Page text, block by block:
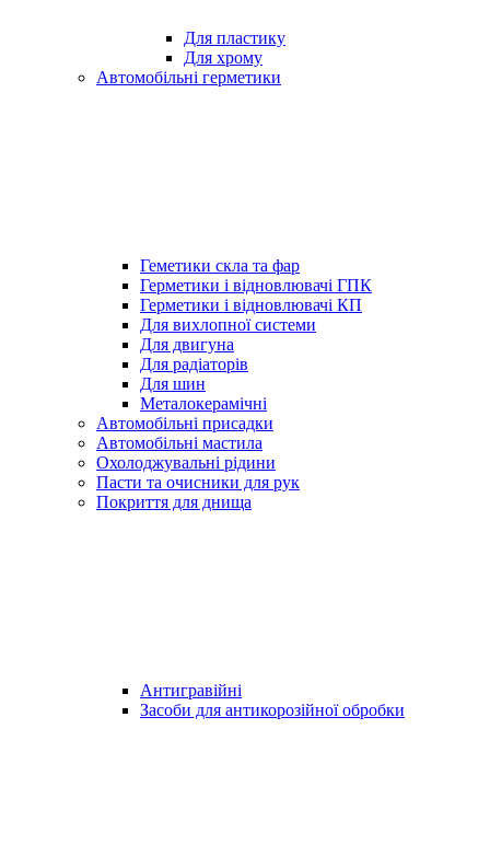
Для пластику
Для хрому
Автомобільні герметики
Геметики скла та фар
Герметики і відновлювачі ГПК
Герметики і відновлювачі КП
Для вихлопної системи
Для двигуна
Для радіаторів
Для шин
Металокерамічні
Автомобільні присадки
Автомобільні мастила
Охолоджувальні рідини
Пасти та очисники для рук
Покриття для днища
Антигравійні
Засоби для антикорозійної обробки